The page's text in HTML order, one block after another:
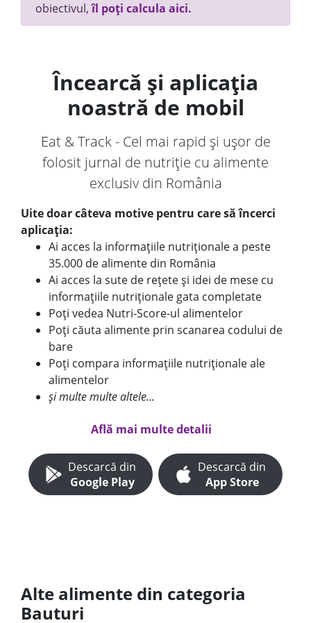
obiectivul,îl poți calcula aici.
Încearcă și aplicația
noastră de mobil
Eat & Track - Cel mai rapid și ușor de
folosit jurnal de nutriție cu alimente
exclusiv din România
Uite doar câteva motive pentru care să încerci
aplicația:
Ai acces la informațiile nutriționale a peste
35.000 de alimente din România
Ai acces la sute de rețete și idei de mese cu
informațiile nutriționale gata completate
Poți vedea Nutri-Score-ul alimentelor
Poți căuta alimente prin scanarea codului de
bare
Poți compara informațiile nutriționale ale
alimentelor
și multe multe altele...
Află mai multe detalii
Descarcă din
Google Play
Descarcă din
App Store
Alte alimente din categoria
Bauturi